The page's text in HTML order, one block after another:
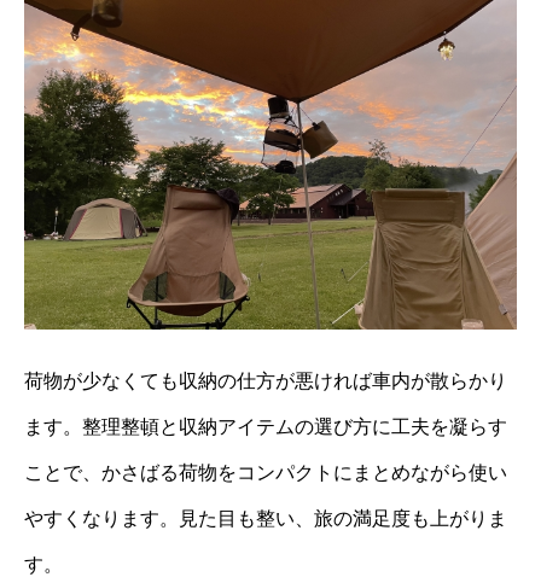
荷物が少なくても収納の仕方が悪ければ車内が散らかり
ます。整理整頓と収納アイテムの選び方に工夫を凝らす
ことで、かさばる荷物をコンパクトにまとめながら使い
やすくなります。見た目も整い、旅の満足度も上がりま
す。